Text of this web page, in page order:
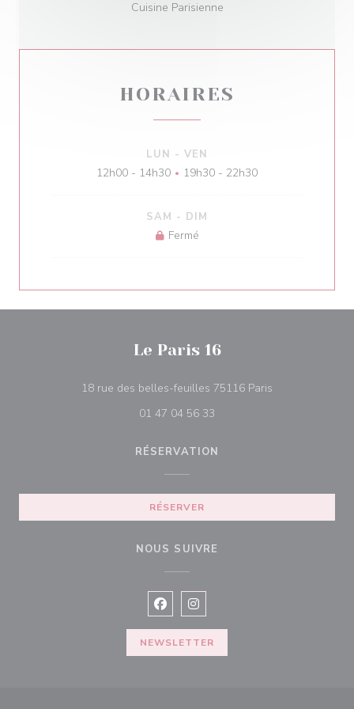
Cuisine Parisienne
HORAIRES
LUN -VEN
12h00 - 14h30 • 19h30 - 22h30
SAM - DIM
Fermé
Le Paris 16
18 rue des belles-feuilles 75116 Paris
01 47 04 56 33
RÉSERVATION
RÉSERVER
NOUS SUIVRE
Facebook ((ouvre une nouvelle
Instagram ((ouvre une
NEWSLETTER